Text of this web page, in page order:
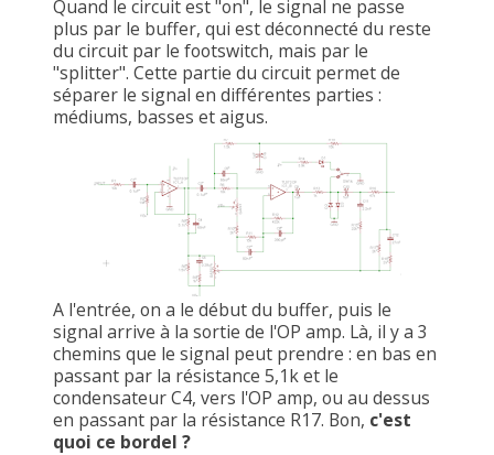
Quand le circuit est "on", le signal ne passe
plus par le buffer, qui est déconnecté du reste
du circuit par le footswitch, mais par le
"splitter". Cette partie du circuit permet de
séparer le signal en différentes parties :
médiums, basses et aigus.
A l'entrée, on a le début du buffer, puis le
signal arrive à la sortie de l'OP amp. Là, il y a 3
chemins que le signal peut prendre : en bas en
passant par la résistance 5,1k et le
condensateur C4, vers l'OP amp, ou au dessus
en passant par la résistance R17. Bon, c'est
quoi ce bordel ?